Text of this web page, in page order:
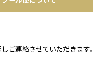
ご連絡させていただきます。